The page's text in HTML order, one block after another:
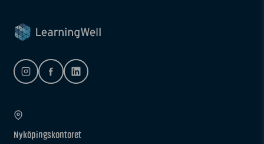
Nyköpingskontoret